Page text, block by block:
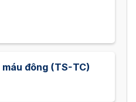
đông (TS-TC)